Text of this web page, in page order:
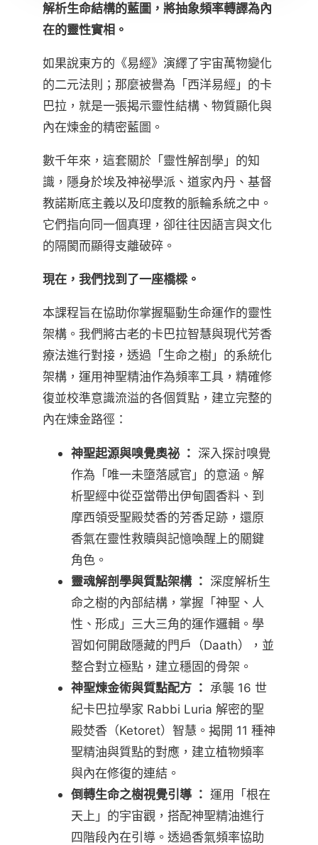
解析生命結構的藍圖，將抽象頻率轉譯為內
在的靈性實相。
如果說東方的《易經》演繹了宇宙萬物變化
的二元法則；那麼被譽為「西洋易經」的卡
巴拉，就是一張揭示靈性結構、物質顯化與
內在煉金的精密藍圖。
數千年來，這套關於「靈性解剖學」的知
識，隱身於埃及神祕學派、道家內丹、基督
教諾斯底主義以及印度教的脈輪系統之中。
它們指向同一個真理，卻往往因語言與文化
的隔閡而顯得支離破碎。
現在，我們找到了一座橋樑。
本課程旨在協助你掌握驅動生命運作的靈性
架構。我們將古老的卡巴拉智慧與現代芳香
療法進行對接，透過「生命之樹」的系統化
架構，運用神聖精油作為頻率工具，精確修
復並校準意識流溢的各個質點，建立完整的
內在煉金路徑：
神聖起源與嗅覺奧祕 ： 深入探討嗅覺
作為「唯一未墮落感官」的意涵。解
析聖經中從亞當帶出伊甸園香料、到
摩西領受聖殿焚香的芳香足跡，還原
香氣在靈性救贖與記憶喚醒上的關鍵
角色。
靈魂解剖學與質點架構 ： 深度解析生
命之樹的內部結構，掌握「神聖、人
性、形成」三大三角的運作邏輯。學
習如何開啟隱藏的門戶（Daath），並
整合對立極點，建立穩固的骨架。
神聖煉金術與質點配方 ： 承襲 16 世
紀卡巴拉學家 Rabbi Luria 解密的聖
殿焚香（Ketoret）智慧。揭開 11 種神
聖精油與質點的對應，建立植物頻率
與內在修復的連結。
倒轉生命之樹視覺引導 ： 運用「根在
天上」的宇宙觀，搭配神聖精油進行
四階段內在引導。透過香氣頻率協助